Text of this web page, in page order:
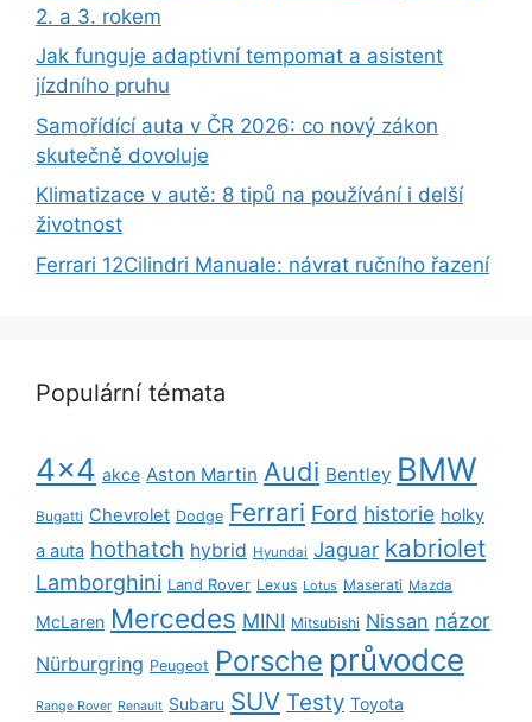
2. a 3. rokem
Jak funguje adaptivní tempomat a asistent
jízdního pruhu
Samořídící auta v ČR 2026: co nový zákon
skutečně dovoluje
Klimatizace v autě: 8 tipů na používání i delší
životnost
Ferrari 12Cilindri Manuale: návrat ručního řazení
Populární témata
4x4 akce Aston Martin Audi Bentley BMW
Bugatti Chevrolet Dodge Ferrari Ford historie holky
a auta hothatch hybrid Hyundai Jaguar kabriolet
Lamborghini Land Rover Lexus Lotus Maserati Mazda
McLaren Mercedes MINI Mitsubishi Nissan názor
Nürburgring Peugeot Porsche průvodce
Range Rover Renault Subaru SUV Testy Toyota